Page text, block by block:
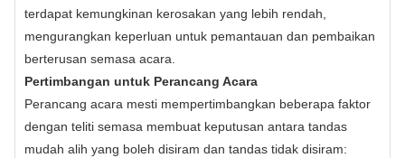
terdapat kemungkinan kerosakan yang lebih rendah,
mengurangkan keperluan untuk pemantauan dan pembaikan
berterusan semasa acara.
Pertimbangan untuk Perancang Acara
Perancang acara mesti mempertimbangkan beberapa faktor
dengan teliti semasa membuat keputusan antara tandas
mudah alih yang boleh disiram dan tandas tidak disiram: